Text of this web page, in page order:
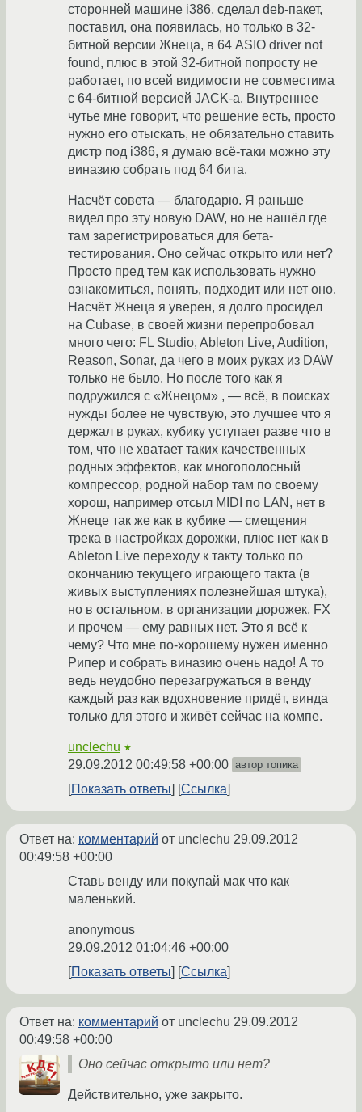
сторонней машине i386, сделал deb-пакет,
поставил, она появилась, но только в 32-
битной версии Жнеца, в 64 ASIO driver not
found, плюс в этой 32-битной попросту не
работает, по всей видимости не совместима
с 64-битной версией JACK-а. Внутреннее
чутье мне говорит, что решение есть, просто
нужно его отыскать, не обязательно ставить
дистр под i386, я думаю всё-таки можно эту
виназию собрать под 64 бита.
Насчёт совета — благодарю. Я раньше
видел про эту новую DAW, но не нашёл где
там зарегистрироваться для бета-
тестирования. Оно сейчас открыто или нет?
Просто пред тем как использовать нужно
ознакомиться, понять, подходит или нет оно.
Насчёт Жнеца я уверен, я долго просидел
на Cubase, в своей жизни перепробовал
много чего: FL Studio, Ableton Live, Audition,
Reason, Sonar, да чего в моих руках из DAW
только не было. Но после того как я
подружился с «Жнецом» , — всё, в поисках
нужды более не чувствую, это лучшее что я
держал в руках, кубику уступает разве что в
том, что не хватает таких качественных
родных эффектов, как многополосный
компрессор, родной набор там по своему
хорош, например отсыл MIDI по LAN, нет в
Жнеце так же как в кубике — смещения
трека в настройках дорожки, плюс нет как в
Ableton Live переходу к такту только по
окончанию текущего играющего такта (в
живых выступлениях полезнейшая штука),
но в остальном, в организации дорожек, FX
и прочем — ему равных нет. Это я всё к
чему? Что мне по-хорошему нужен именно
Рипер и собрать виназию очень надо! А то
ведь неудобно перезагружаться в венду
каждый раз как вдохновение придёт, винда
только для этого и живёт сейчас на компе.
unclechu ★
29.09.2012 00:49:58 +00:00 автор топика
Показать ответы Ссылка
Ответ на: комментарий от unclechu 29.09.2012
00:49:58 +00:00
Ставь венду или покупай мак что как
маленький.
anonymous
29.09.2012 01:04:46 +00:00
Показать ответы
Ссылка
Ответ на: комментарий от unclechu 29.09.2012
00:49:58 +00:00
Оно сейчас открыто или нет?
Действительно, уже закрыто.